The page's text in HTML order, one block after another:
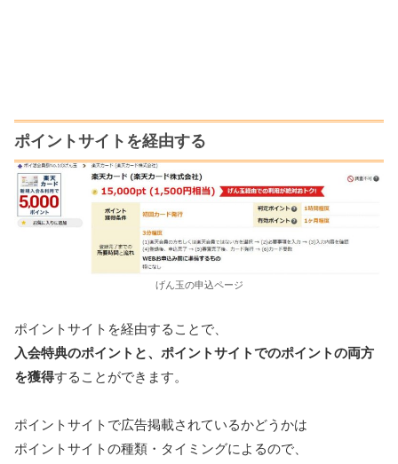
ポイントサイトを経由する
げん玉の申込ページ
ポイントサイトを経由することで、
入会特典のポイントと、ポイントサイトでのポイントの両方
を獲得することができます。
ポイントサイトで広告掲載されているかどうかは
ポイントサイトの種類・タイミングによるので、